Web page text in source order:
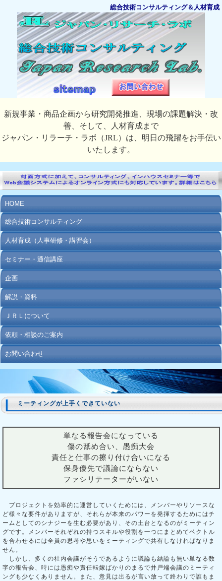
総合技術コンサルティング＆人材育成
新規事業・商品企画から研究開発推進、現場の課題解決・改
善、そして、人材育成まで
ジャパン・リラーチ・ラボ（JRL）は、明日の飛躍をお手伝い
いたします。
HOME
総合技術コンサルティング
人材育成（人事研修・講習会）
セミナー・通信講座
企画
解説・資料
ＪＲＬについて
依頼・相談のご案内
お問い合わせ
ミーティングが上手くできていない
単なる報告会になっている
傷の舐め合い、愚痴大会
責任と仕事の擦り付け合いになる
保身優先で議論にならない
ファシリテーターがいない
プロジェクトを効率的に運営していくためには、メンバーやリソースな
ど様々な要件がありますが、それらが本来のパワーを発揮するためにはチ
ームとしてのシナジーを生む必要があり、その土台となるのがミーティン
グです。メンバーそれぞれの持つスキルや役割を一つにまとめてベクトル
を合わせるには全員の思考や思いをミーティングで共有しなければなりま
せん。
しかし、多くの社内会議がそうであるように議論も結論も無い単なる数
字の報告会、時には愚痴や責任転嫁ばかりのまるで井戸端会議のミーティ
ングも少なくありません。また、意見は出るが言い放って終わりで誰もま